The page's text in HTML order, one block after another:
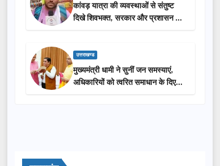
कांवड़ यात्रा की व्यवस्थाओं से संतुष्ट
दिखे शिवभक्त, सरकार और प्रशासन की
सराहना…
उत्तराखण्ड
मुख्यमंत्री धामी ने सुनीं जन समस्याएं,
अधिकारियों को त्वरित समाधान के दिए
निर्देश